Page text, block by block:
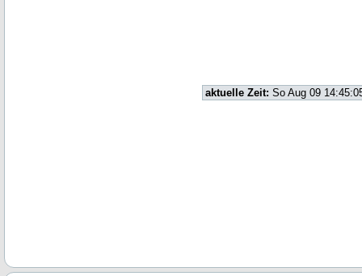
aktuelle Zeit: So Aug 09